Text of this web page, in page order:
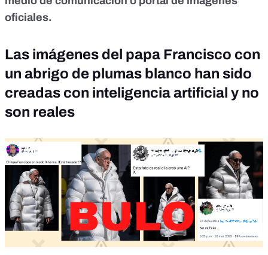
oficiales.
Las imágenes del papa Francisco con
un abrigo de plumas blanco han sido
creadas con inteligencia artificial y no
son reales